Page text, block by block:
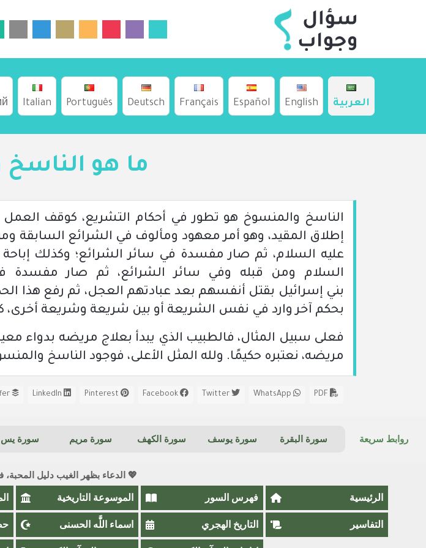
العربية English
Español
Français
Deutsch
Português
Italian
ما هو
الناسخ والمنسوخ هو تطور في أحكام التشريع، كوقف العمل
إطلاق المقيد، وهو أمر معهود ومألوف في الشرائع السابقة
عليه السلام، ثم صار مفسدة في سائر الشرائع؛ وكذلك
السلام ومن قبله وفي سائر الشرائع، ثم صار مفسدة
بني إسرائيل بقتل أنفسهم بعد عبادتهم العجل، ثم رفع هذا
بحكم آخر وارد في نفس الشريعة أو بين شريعة وشريعة أخرى،
فعلى سبيل المثال، فالطبيب الذي يبدأ بعلاج مريضه بدواء
مريضه، نعتبره حكيمًا. ولله المثل الأعلى، فوجود الناسخ
Twitter
Facebook
Buffer
روابط سريعة سورة البقرة سورة يوسف سورة الكهف سورة مريم سورة يس
💖 الدعاء بظهر الغيب دليل
الرئيسية فهرس السور الموسوعة التاريخية
التفاسير التاريخ الهجري اسماء اللَّٰه الحسنى